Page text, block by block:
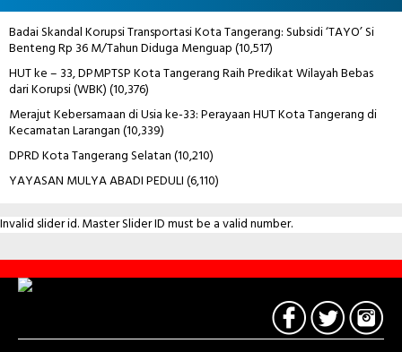
Badai Skandal Korupsi Transportasi Kota Tangerang: Subsidi ‘TAYO’ Si
Benteng Rp 36 M/Tahun Diduga Menguap(10,517)
HUT ke – 33, DPMPTSP Kota Tangerang Raih Predikat Wilayah Bebas
dari Korupsi (WBK)(10,376)
Merajut Kebersamaan di Usia ke-33: Perayaan HUT Kota Tangerang di
Kecamatan Larangan(10,339)
DPRD Kota Tangerang Selatan(10,210)
YAYASAN MULYA ABADI PEDULI(6,110)
Invalid slider id. Master Slider ID must be a valid number.
Contact
Us